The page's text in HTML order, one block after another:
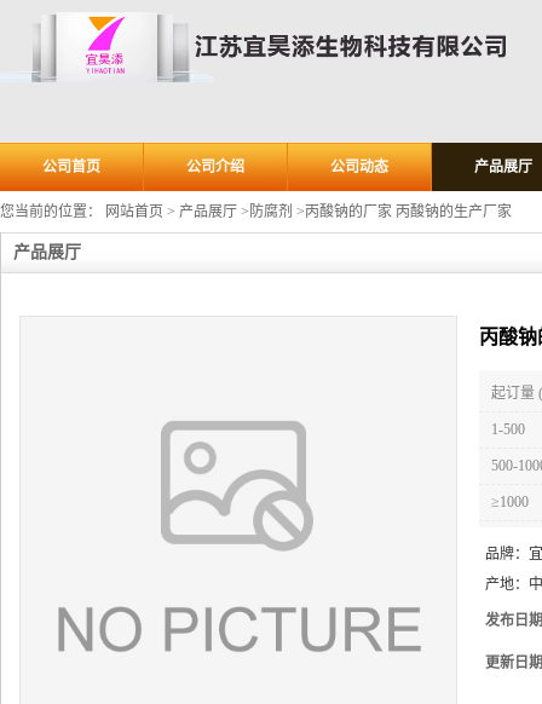
公司首页 公司介绍 公司动态 产品展厅
您当前的位置： 网站首页 > 产品展厅 > 防腐剂 >丙酸钠的厂家 丙酸钠的生产厂家
产品展厅
丙酸
起订量
1-500
500-
≥1000
品牌：
产地：
发布日
更新日